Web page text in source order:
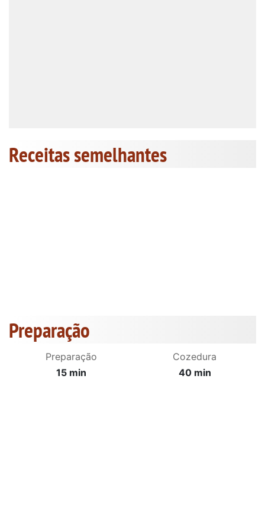
Receitas semelhantes
Preparação
Preparação
15 min
Cozedura
40 min